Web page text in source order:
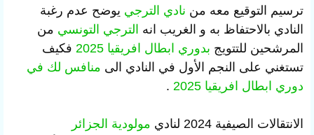
ترسيم التوقيع معه من نادي الترجي يوضح عدم رغبة
النادي بالاحتفاظ به و الغريب انه الترجي التونسي من
المرشحين للتتويج بدوري ابطال افريقيا 2025
فكيف
تستغني على النجم الأول في النادي الى منافس لك في
دوري ابطال افريقيا 2025
.
الانتقالات الصيفية 2024 لنادي
مولودية الجزائر